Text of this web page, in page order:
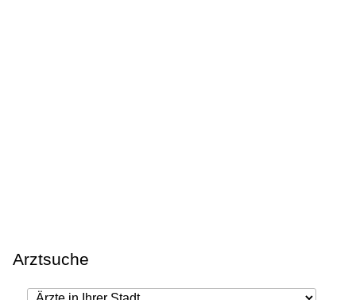
Arztsuche